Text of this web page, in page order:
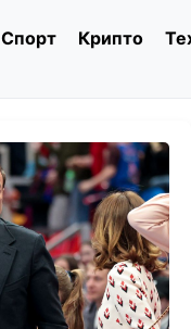
Спорт Крипто